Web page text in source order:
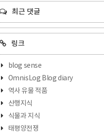
최근 댓글
링크
blog sense
OmnisLog Blog diary
역사 유물 적품
산행지식
식물과 지식
태평양전쟁